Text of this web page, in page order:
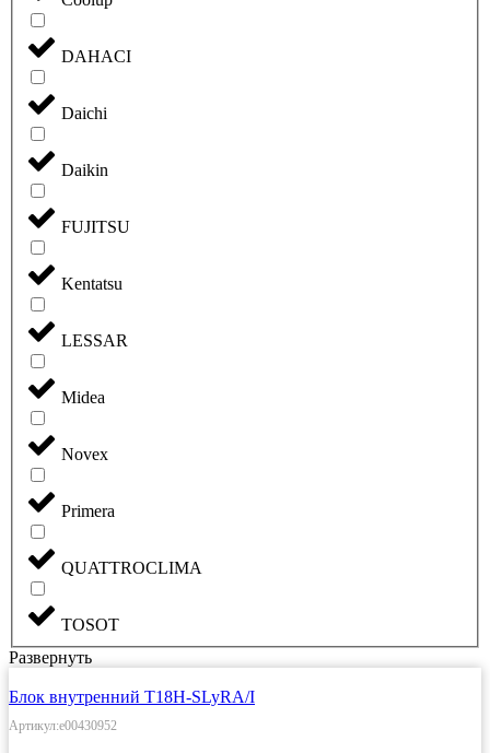
DAHACI
Daichi
Daikin
FUJITSU
Kentatsu
LESSAR
Midea
Novex
Primera
QUATTROCLIMA
TOSOT
Развернуть
Блок внутренний T18H-SLyRA/I
Артикул:e00430952